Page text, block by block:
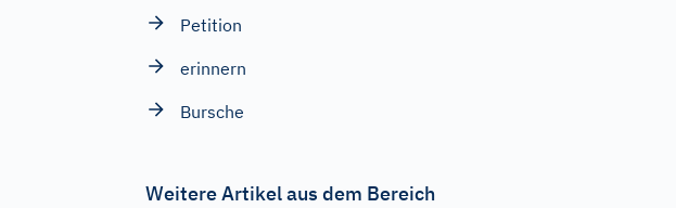
Petition
erinnern
Bursche
Weitere Artikel aus dem Bereich